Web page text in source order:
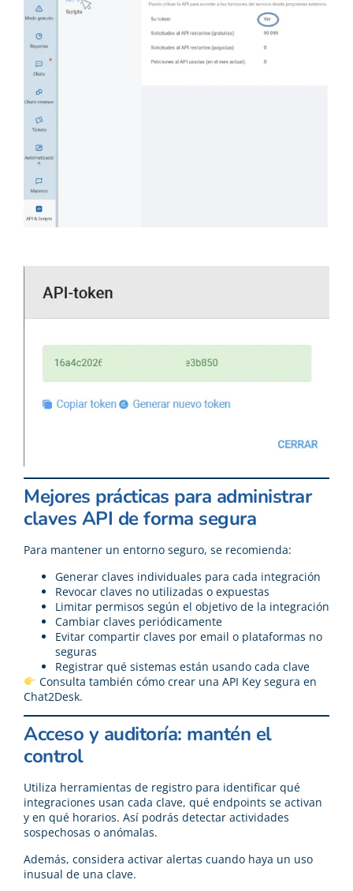
Mejores prácticas para administrar
claves API de forma segura
Para mantener un entorno seguro, se recomienda:
Generar claves individuales para cada integración
Revocar claves no utilizadas o expuestas
Limitar permisos según el objetivo de la integración
Cambiar claves periódicamente
Evitar compartir claves por email o plataformas no
seguras
Registrar qué sistemas están usando cada clave
Consulta también cómo crear una API Key segura en
Chat2Desk.
Acceso y auditoría: mantén el
control
Utiliza herramientas de registro para identificar qué
integraciones usan cada clave, qué endpoints se activan
y en qué horarios. Así podrás detectar actividades
sospechosas o anómalas.
Además, considera activar alertas cuando haya un uso
inusual de una clave.